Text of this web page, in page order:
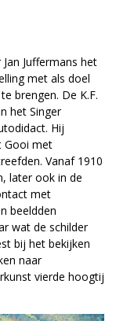
Juffermans het
met als doel
brengen. De K.F.
het Singer
Hij
Gooi met
Vanaf 1910
later ook in de
met
beeldden
wat de schilder
bij het bekijken
naar
vierde hoogtij